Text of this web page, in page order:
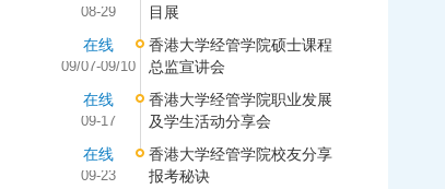
08-29
目展
在线
09/07-09/10
香港大学经管学院硕士课程
总监宣讲会
在线
09-17
香港大学经管学院职业发展
及学生活动分享会
在线
09-23
香港大学经管学院校友分享
报考秘诀